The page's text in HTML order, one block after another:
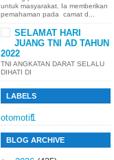
untuk masyarakat. Ia memberikan
pemahaman pada camat d...
SELAMAT HARI
JUANG TNI AD TAHUN
2022
TNI ANGKATAN DARAT SELALU
DIHATI DI
LABELS
otomotif1
BLOG ARCHIVE